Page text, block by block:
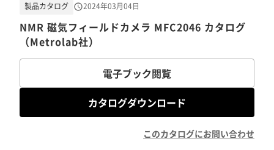
NMR 磁気フィールドカメラ MFC2046 カタログ
（Metrolab社）
製品カタログ 2024年03月04日
電子ブック閲覧
カタログダウンロード
このカタログにお問い合わせ